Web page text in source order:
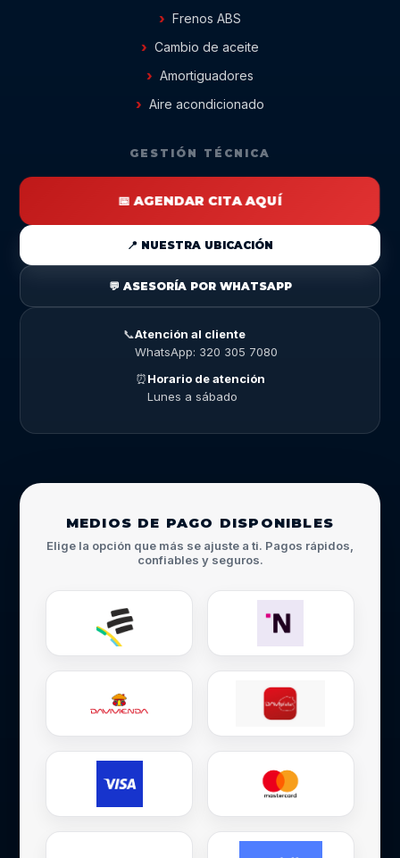
Frenos ABS
Cambio de aceite
Amortiguadores
Aire acondicionado
GESTIÓN TÉCNICA
📅 AGENDAR CITA AQUÍ
📍 NUESTRA UBICACIÓN
💬 ASESORÍA POR WHATSAPP
📞Atención al cliente
WhatsApp: 320 305 7080
⏰Horario de atención
Lunes a sábado
MEDIOS DE PAGO DISPONIBLES
Elige la opción que más se ajuste a ti. Pagos rápidos,
confiables y seguros.